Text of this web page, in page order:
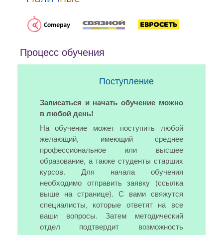
Процесс обучения
Поступление
Записаться и начать обучение можно
в любой день!
На обучение может поступить любой
желающий, имеющий среднее
профессиональное или высшее
образование, а также студенты старших
курсов. Для начала обучения
необходимо отправить заявку (ссылка
выше на странице). С вами свяжутся
специалисты, которые ответят на все
ваши вопросы. Затем методический
отдел подтвердит возможность